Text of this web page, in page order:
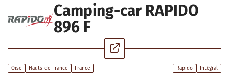
Camping-car RAPIDO
896 F
Oise Hauts-de-France France Rapido Intégral